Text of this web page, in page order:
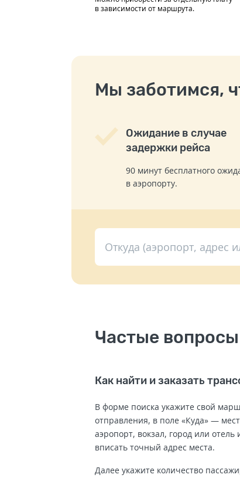
в зависимости от маршрута.
Мы заботимся,
Ожидание в случае
задержки рейса
90 минут бесплатного
в аэропорту.
Частые вопросы
Как найти и заказать
В форме поиска укажите свой
отправления, в поле «Куда» —
аэропорт, вокзал, город или
вписать точный адрес места.
Далее укажите количество